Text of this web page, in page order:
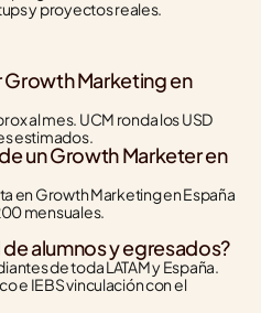
y proyectos reales.
Marketing en
al mes. UCM ronda los USD
estimados.
un Growth Marketer en
en Growth Marketing en España
mensuales.
alumnos y egresados?
de toda LATAM y España.
e IEBS vinculación con el